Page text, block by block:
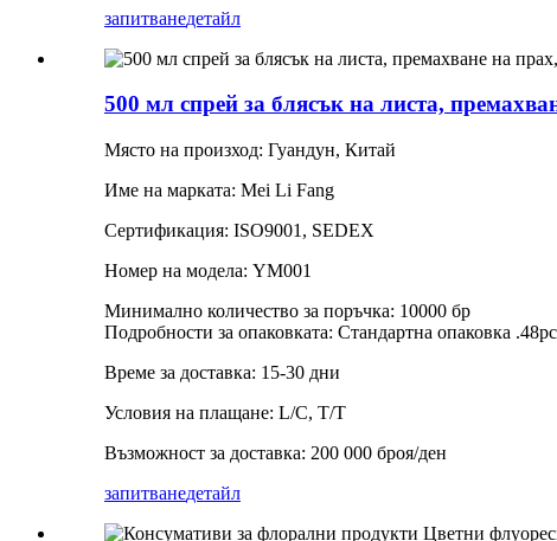
запитванедетайл
500 мл спрей за блясък на листа,
Място на произход: Гуандун, Китай
Име на марката: Mei Li Fang
Сертификация: ISO9001, SEDEX
Номер на модела: YM001
Минимално количество за поръчка: 10000 бр
Подробности за опаковката: Стандартна опаковка
Време за доставка: 15-30 дни
Условия на плащане: L/C, T/T
Възможност за доставка: 200 000 броя/ден
запитванедетайл